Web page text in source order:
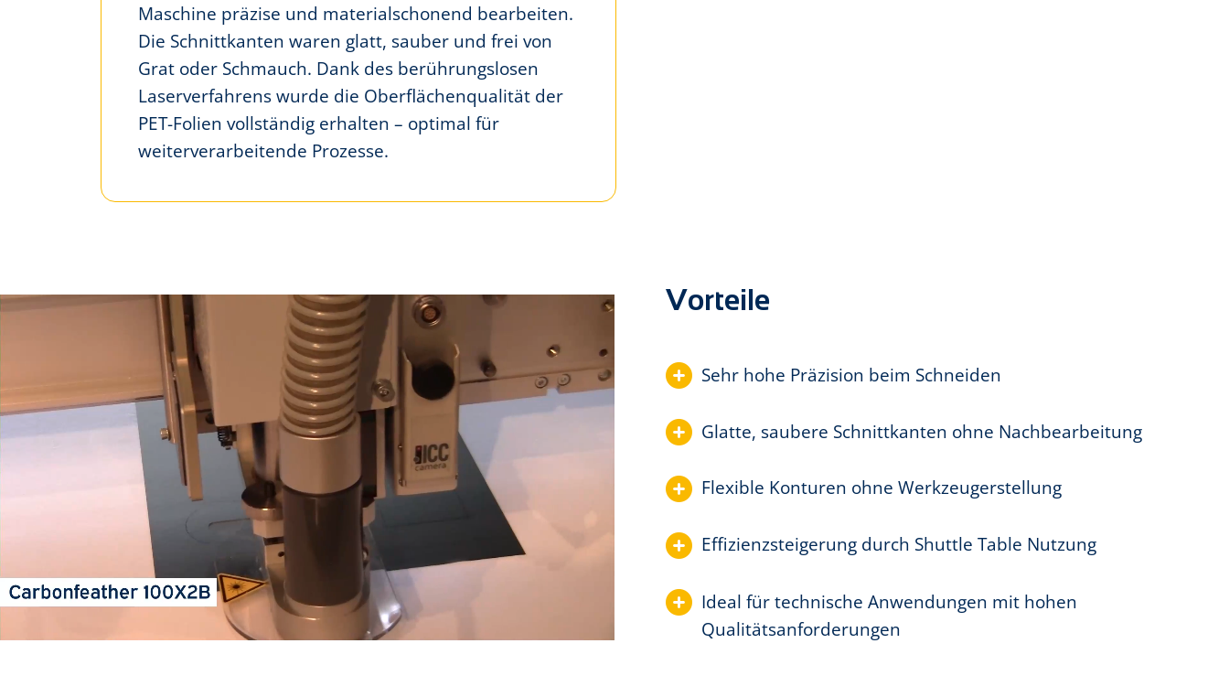
Maschine präzise und materialschonend bearbeiten.
Die Schnittkanten waren glatt, sauber und frei von
Grat oder Schmauch. Dank des berührungslosen
Laserverfahrens wurde die Oberflächenqualität der
PET-Folien vollständig erhalten – optimal für
weiterverarbeitende Prozesse.
Vorteile
Sehr hohe Präzision beim Schneiden
Glatte, saubere Schnittkanten ohne Nachbearbeitung
Flexible Konturen ohne Werkzeugerstellung
Effizienzsteigerung durch Shuttle Table Nutzung
Ideal für technische Anwendungen mit hohen
Qualitätsanforderungen